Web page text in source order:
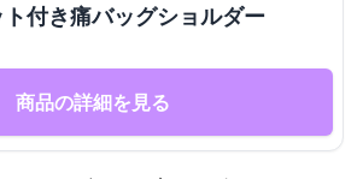
付き痛バッグショルダー
商品の詳細を見る